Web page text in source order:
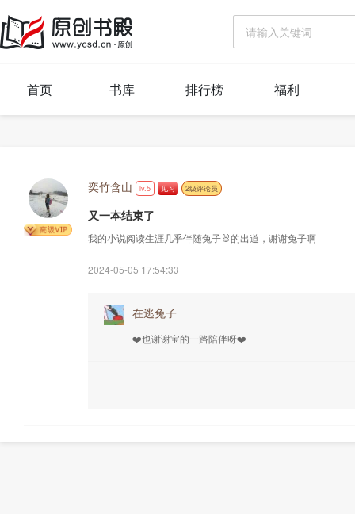
首页 书库 排行榜 福利
奕竹含山 lv.5 见习 2级评论员
又一本结束了
我的小说阅读生涯几乎伴随兔子🐰的出道，谢谢兔子啊
2024-05-05 17:54:33
在逃兔子
❤️也谢谢宝的一路陪伴呀❤️